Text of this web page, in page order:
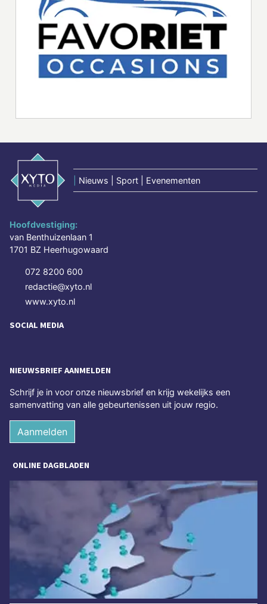
Nieuws | Sport | Evenementen
Hoofdvestiging:
van Benthuizenlaan 1
1701 BZ Heerhugowaard
072 8200 600
redactie@xyto.nl
www.xyto.nl
SOCIAL MEDIA
NIEUWSBRIEF AANMELDEN
Schrijf je in voor onze nieuwsbrief en krijg wekelijks een
samenvatting van alle gebeurtenissen uit jouw regio.
Aanmelden
ONLINE DAGBLADEN